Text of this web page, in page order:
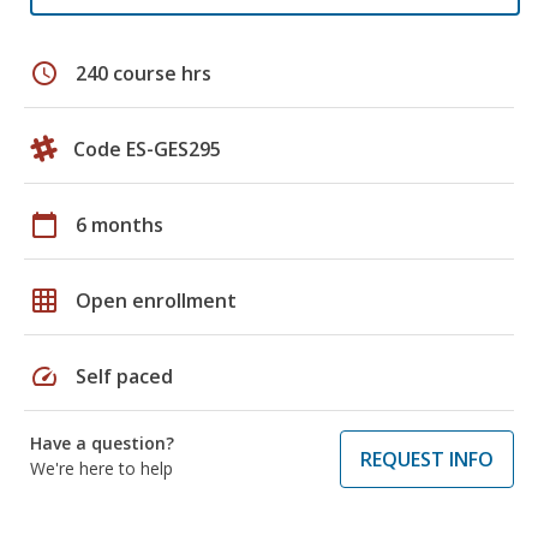
schedule 240 course hrs
Code ES-GES295
calendar_today 6 months
grid_on Open enrollment
speed Self paced
Have a question?
We're here to help
REQUEST INFO